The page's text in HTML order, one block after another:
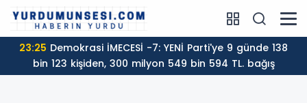
23:25
bin 123 kişiden, 300 milyon 549 bin 594 TL. bağış